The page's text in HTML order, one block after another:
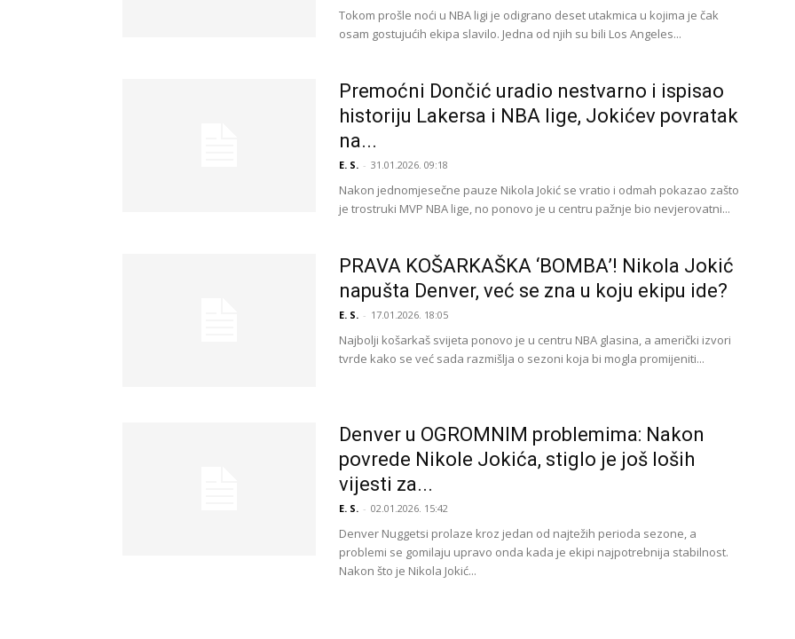
Tokom prošle noći u NBA ligi je odigrano deset utakmica u kojima je čak
osam gostujućih ekipa slavilo. Jedna od njih su bili Los Angeles...
Premoćni Dončić uradio nestvarno i ispisao
historiju Lakersa i NBA lige, Jokićev povratak
na...
E. S. - 31.01.2026. 09:18
Nakon jednomjesečne pauze Nikola Jokić se vratio i odmah pokazao zašto
je trostruki MVP NBA lige, no ponovo je u centru pažnje bio nevjerovatni...
PRAVA KOŠARKAŠKA ‘BOMBA’! Nikola Jokić
napušta Denver, već se zna u koju ekipu ide?
E. S. - 17.01.2026. 18:05
Najbolji košarkaš svijeta ponovo je u centru NBA glasina, a američki izvori
tvrde kako se već sada razmišlja o sezoni koja bi mogla promijeniti...
Denver u OGROMNIM problemima: Nakon
povrede Nikole Jokića, stiglo je još loših
vijesti za...
E. S. - 02.01.2026. 15:42
Denver Nuggetsi prolaze kroz jedan od najtežih perioda sezone, a
problemi se gomilaju upravo onda kada je ekipi najpotrebnija stabilnost.
Nakon što je Nikola Jokić...